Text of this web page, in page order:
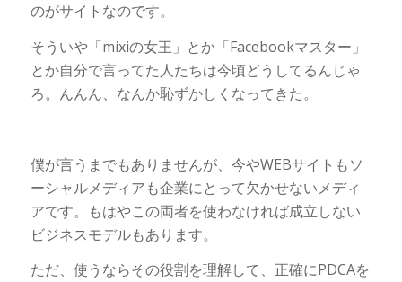
のがサイトなのです。
そういや「mixiの女王」とか「Facebookマスター」
とか自分で言ってた人たちは今頃どうしてるんじゃ
ろ。んんん、なんか恥ずかしくなってきた。
僕が言うまでもありませんが、今やWEBサイトもソ
ーシャルメディアも企業にとって欠かせないメディ
アです。もはやこの両者を使わなければ成立しない
ビジネスモデルもあります。
ただ、使うならその役割を理解して、正確にPDCAを